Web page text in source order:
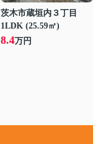
茨木市蔵垣内３丁目
1LDK (25.59㎡)
8.4万円